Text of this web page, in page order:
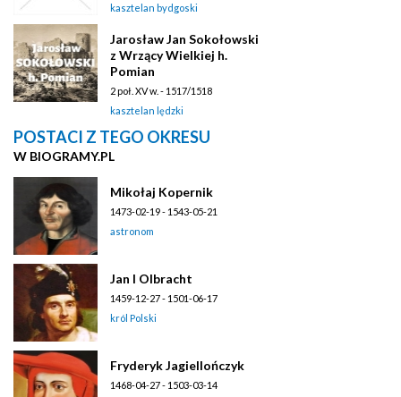
kasztelan bydgoski
Jarosław Jan Sokołowski
z Wrzący Wielkiej h.
Pomian
2 poł. XV w. - 1517/1518
kasztelan lędzki
POSTACI Z TEGO OKRESU
W BIOGRAMY.PL
Mikołaj Kopernik
1473-02-19 - 1543-05-21
astronom
Jan I Olbracht
1459-12-27 - 1501-06-17
król Polski
Fryderyk Jagiellończyk
1468-04-27 - 1503-03-14